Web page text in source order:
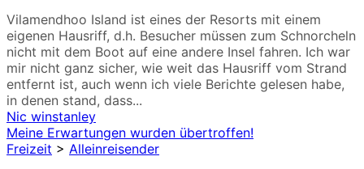
Vilamendhoo Island ist eines der Resorts mit einem
eigenen Hausriff, d.h. Besucher müssen zum Schnorcheln
nicht mit dem Boot auf eine andere Insel fahren. Ich war
mir nicht ganz sicher, wie weit das Hausriff vom Strand
entfernt ist, auch wenn ich viele Berichte gelesen habe,
in denen stand, dass...
Nic winstanley
Meine Erwartungen wurden übertroffen!
Freizeit > Alleinreisender